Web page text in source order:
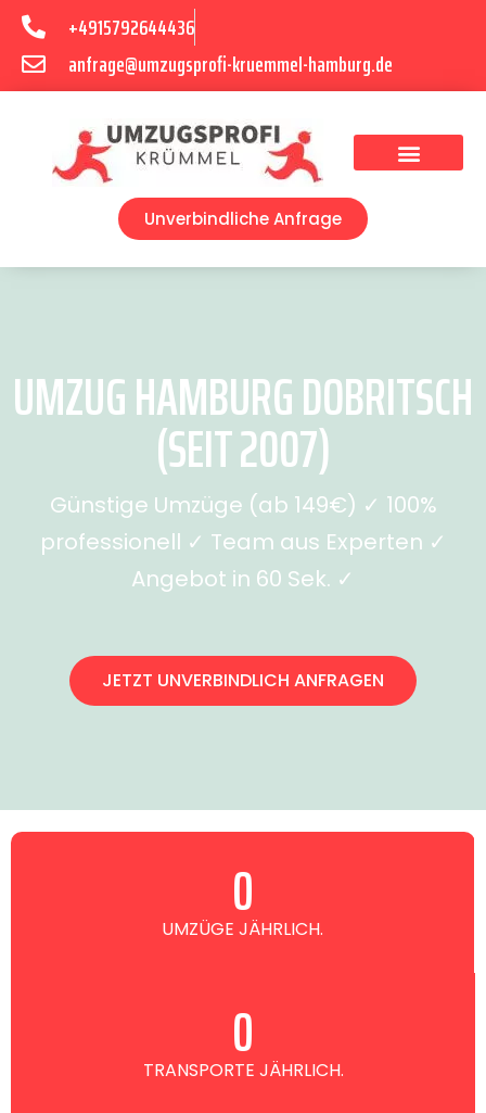
+4915792644436
anfrage@umzugsprofi-kruemmel-hamburg.de
Unverbindliche Anfrage
UMZUG HAMBURG DOBRITSCH
(SEIT 2007)
Günstige Umzüge (ab 149€) ✓ 100%
professionell ✓ Team aus Experten ✓
Angebot in 60 Sek. ✓
JETZT UNVERBINDLICH ANFRAGEN
UMZÜGE JÄHRLICH.
0
TRANSPORTE JÄHRLICH.
0